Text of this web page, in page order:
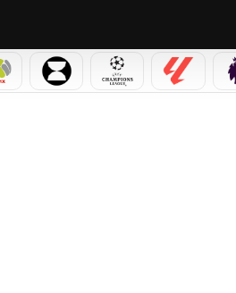
MEXICANA
MX LEAGUES CUPCHAMPIONSLALIGA